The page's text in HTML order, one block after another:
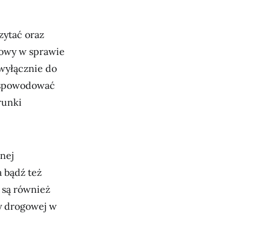
oraz
w sprawie
do
bądź też
również
drogowej w